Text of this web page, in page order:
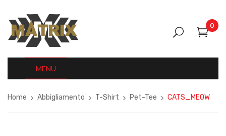
0
MENU
Home Abbigliamento T-Shirt Pet-Tee CATS_MEOW